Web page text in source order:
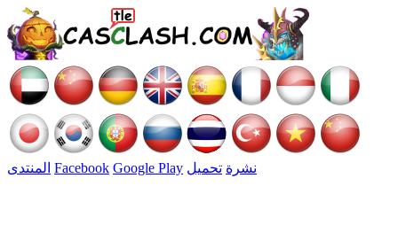
المنتدى Facebook Google Play نشرة تحميل